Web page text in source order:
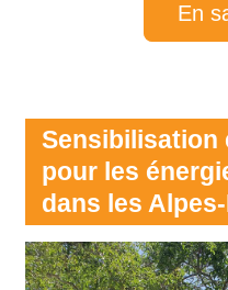
En
Sensibilisation
pour les
dans les